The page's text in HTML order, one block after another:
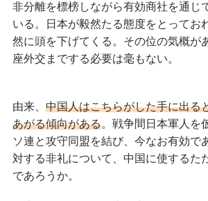
非分離を標榜しながら有効商社を通じ
いる。日本が毅然たる態度をとってお
然に頭を下げてくる。その位の気概が
座外交までする必要は毫もない。
由来、 中国人はこちらがした手に出る
あがる傾向がある。戦争間日本軍人を
ソ連と攻守同盟を結び、今なお有効で
対する非礼について、中国に使するた
であろうか。